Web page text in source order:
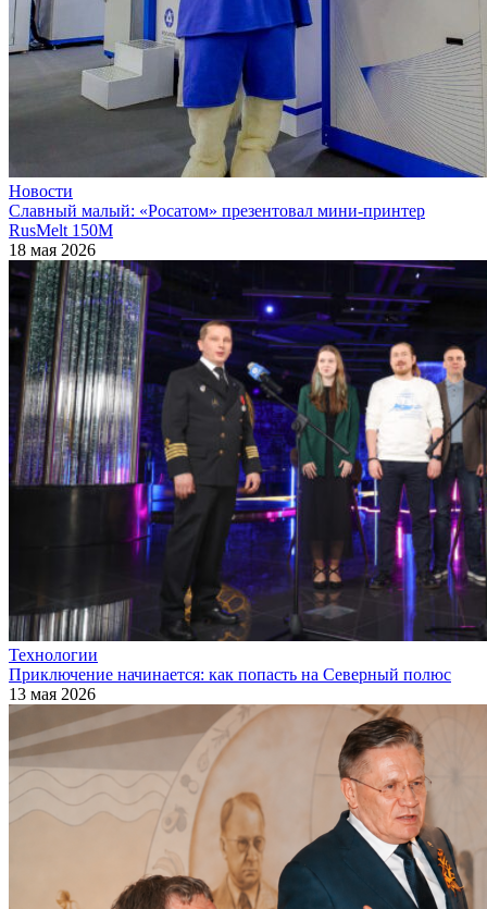
Новости
Славный малый: «Росатом» презентовал мини-принтер
RusMelt 150М
18 мая 2026
Технологии
Приключение начинается: как попасть на Северный полюс
13 мая 2026